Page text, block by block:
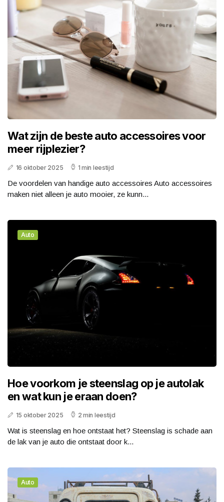
Wat zijn de beste auto accessoires voor
meer rijplezier?
16 oktober 2025 1 min leestijd
De voordelen van handige auto accessoires Auto accessoires
maken niet alleen je auto mooier, ze kunn...
Auto
Hoe voorkom je steenslag op je autolak
en wat kun je eraan doen?
15 oktober 2025 2 min leestijd
Wat is steenslag en hoe ontstaat het? Steenslag is schade aan
de lak van je auto die ontstaat door k...
Auto